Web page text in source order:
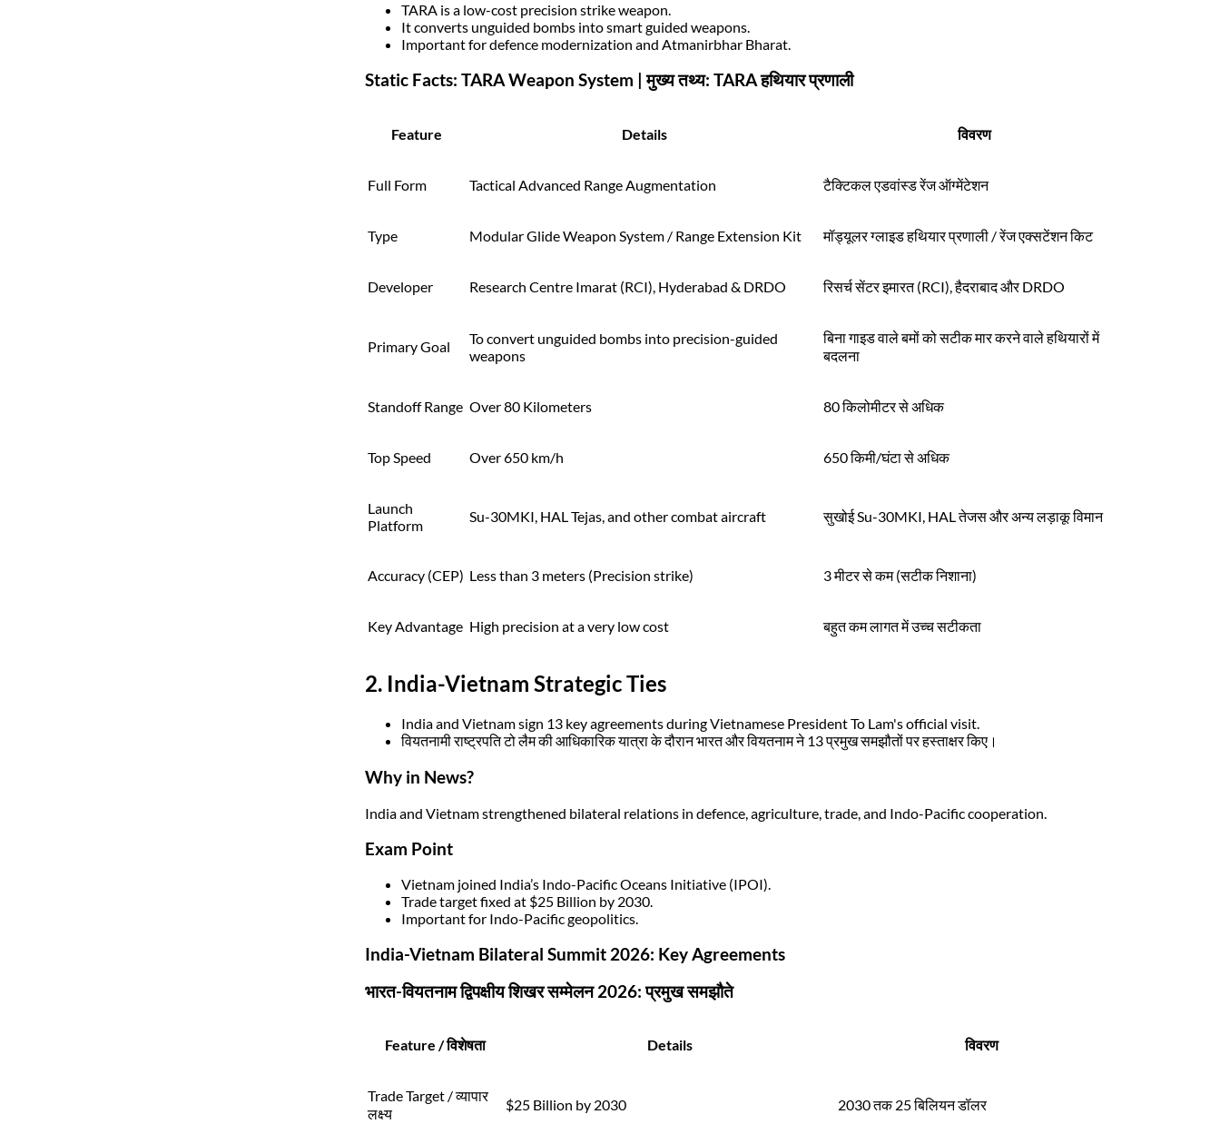
TARA is a low-cost precision strike weapon.
It converts unguided bombs into smart guided weapons.
Important for defence modernization and Atmanirbhar Bharat.
Static Facts: TARA Weapon System | मुख्य तथ्य: TARA हथियार प्रणाली
Feature Details विवरण
Full Form Tactical Advanced Range Augmentation टैक्टिकल एडवांस्ड रेंज ऑग्मेंटेशन
Type Modular Glide Weapon System / Range Extension Kit मॉड्यूलर ग्लाइड हथियार प्रणाली / रेंज एक्सटेंशन किट
Developer Research Centre Imarat (RCI), Hyderabad & DRDO रिसर्च सेंटर इमारत (RCI), हैदराबाद और DRDO
Primary Goal
To convert unguided bombs into precision-guided
weapons
बिना गाइड वाले बमों को सटीक मार करने वाले हथियारों में
बदलना
Standoff Range Over 80 Kilometers 80 किलोमीटर से अधिक
Top Speed Over 650 km/h 650 किमी/घंटा से अधिक
Launch
Platform
Su-30MKI, HAL Tejas, and other combat aircraft सुखोई Su-30MKI, HAL तेजस और अन्य लड़ाकू विमान
Accuracy (CEP) Less than 3 meters (Precision strike) 3 मीटर से कम (सटीक निशाना)
Key Advantage High precision at a very low cost बहुत कम लागत में उच्च सटीकता
2. India-Vietnam Strategic Ties
India and Vietnam sign 13 key agreements during Vietnamese President To Lam's official visit.
वियतनामी राष्ट्रपति टो लैम की आधिकारिक यात्रा के दौरान भारत और वियतनाम ने 13 प्रमुख समझौतों पर हस्ताक्षर किए।
Why in News?
India and Vietnam strengthened bilateral relations in defence, agriculture, trade, and Indo-Pacific cooperation.
Exam Point
Vietnam joined India’s Indo-Pacific Oceans Initiative (IPOI).
Trade target fixed at $25 Billion by 2030.
Important for Indo-Pacific geopolitics.
India-Vietnam Bilateral Summit 2026: Key Agreements
भारत-वियतनाम द्विपक्षीय शिखर सम्मेलन 2026: प्रमुख समझौते
Feature / विशेषता Details विवरण
Trade Target / व्यापार
लक्ष्य
$25 Billion by 2030 2030 तक 25 बिलियन डॉलर